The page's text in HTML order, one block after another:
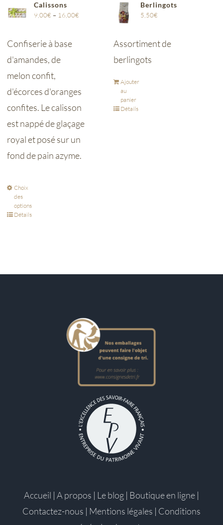
Calissons
9,00€ – 16,00€
Confiserie à base
d'amandes, de
melon confit,
d'écorces d'oranges
confites. Le calisson
est nappé de glaçage
royal et posé sur un
fond de pain azyme.
Choix
des
options
Détails
Berlingots
5,50€
Assortiment de
berlingots
Ajouter
au
panier
Détails
Accueil | A propos | Le blog | Boutique en ligne |
Contactez-nous | Mentions légales | Conditions